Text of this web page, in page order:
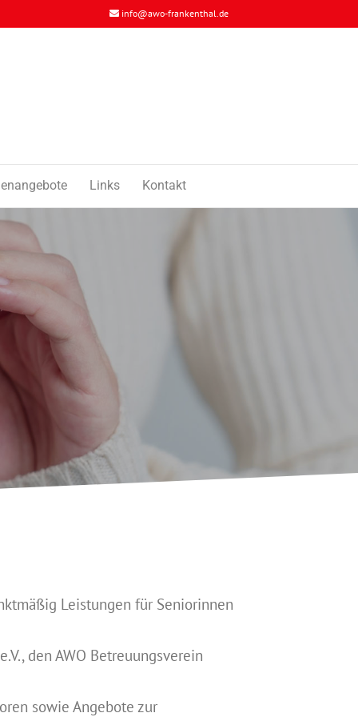
info@awo-frankenthal.de
Links Kontakt
Leistungen für Seniorinnen
den AWO Betreuungsverein
sowie Angebote zur